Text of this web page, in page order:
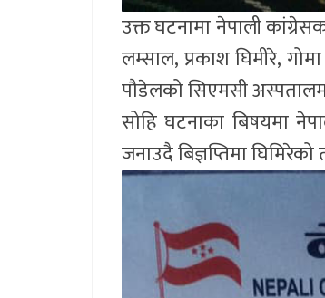
उक्त घटनामा नेपाली
लम्साल, प्रकाश घिमीरे,
पौडेलको सिएमसी
सोहि घटनाका बिषयमा
जनाउदै बिज्ञप्तिमा